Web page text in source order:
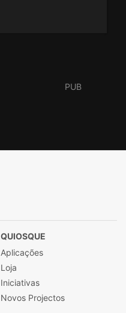
QUIOSQUE
Aplicações
Loja
Iniciativas
Novos Projectos